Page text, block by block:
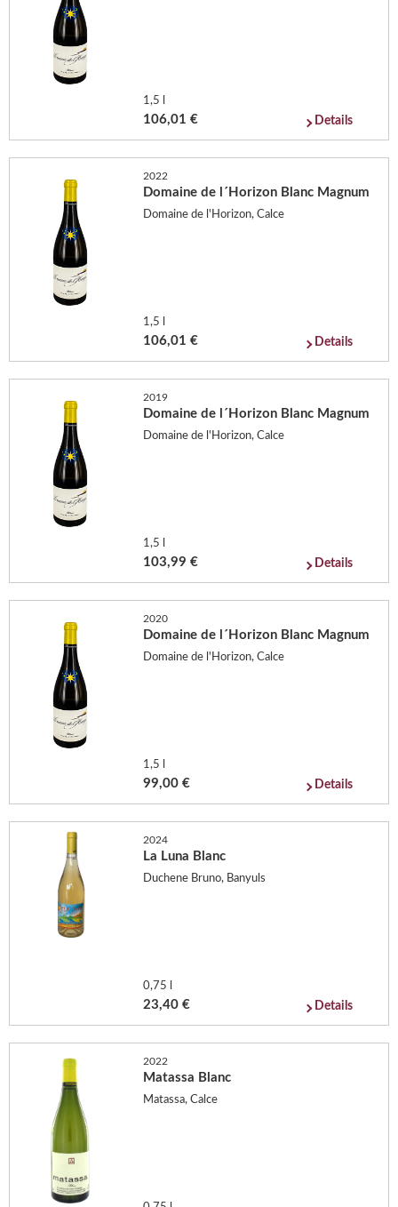
1,5 l
106,01 € Details
2022
Domaine de l´Horizon Blanc Magnum
Domaine de l'Horizon, Calce
1,5 l
106,01 € Details
2019
Domaine de l´Horizon Blanc Magnum
Domaine de l'Horizon, Calce
1,5 l
103,99 € Details
2020
Domaine de l´Horizon Blanc Magnum
Domaine de l'Horizon, Calce
1,5 l
99,00 € Details
2024
La Luna Blanc
Duchene Bruno, Banyuls
0,75 l
23,40 € Details
2022
Matassa Blanc
Matassa, Calce